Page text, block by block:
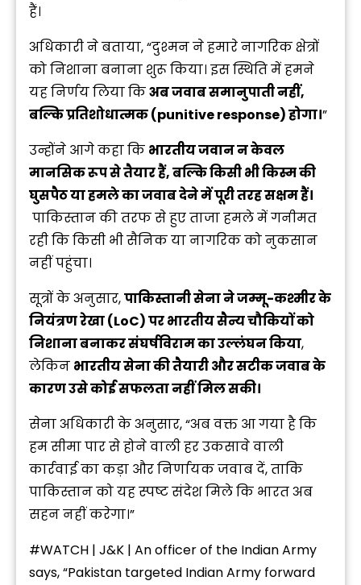
हैं।
अधिकारी ने बताया, “दुश्मन ने हमारे नागरिक क्षेत्रों
को निशाना बनाना शुरू किया। इस स्थिति में हमने
यह निर्णय लिया किअब जवाब समानुपाती नहीं,
बल्कि प्रतिशोधात्मक (punitive response) होगा।”
उन्होंने आगे कहा कि भारतीय जवान न केवल
मानसिक रूप से तैयार हैं, बल्कि किसी भी किस्म की
घुसपैठ या हमले का जवाब देने में पूरी तरह सक्षम हैं।
पाकिस्तान की तरफ से हुए ताजा हमले में गनीमत
रही कि किसी भी सैनिक या नागरिक को नुकसान
नहीं पहुंचा।
सूत्रों के अनुसार,पाकिस्तानी सेना ने जम्मू-कश्मीर के
नियंत्रण रेखा (LoC) पर भारतीय सैन्य चौकियों को
निशाना बनाकर संघर्षविराम का उल्लंघन किया,
लेकिन भारतीय सेना की तैयारी और सटीक जवाब के
कारण उसे कोई सफलता नहीं मिल सकी।
सेना अधिकारी के अनुसार, “अब वक्त आ गया है कि
हम सीमा पार से होने वाली हर उकसावे वाली
कार्रवाई का कड़ा और निर्णायक जवाब दें, ताकि
पाकिस्तान को यह स्पष्ट संदेश मिले कि भारत अब
सहन नहीं करेगा।”
#WATCH | J&K | An officer of the Indian Army
says, “Pakistan targeted Indian Army forward